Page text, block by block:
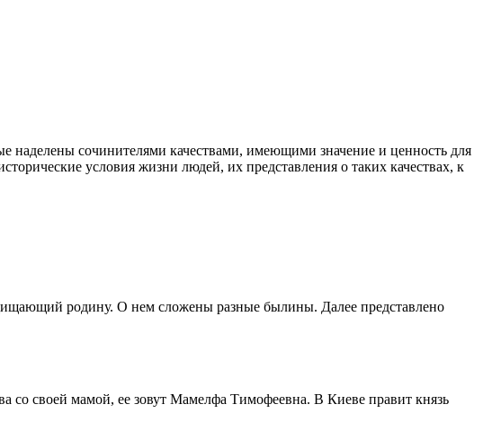
наделены сочинителями качествами, имеющими значение и ценность для
условия жизни людей, их представления о таких качествах, к
родину. О нем сложены разные былины. Далее представлено
со своей мамой, ее зовут Мамелфа Тимофеевна. В Киеве правит князь